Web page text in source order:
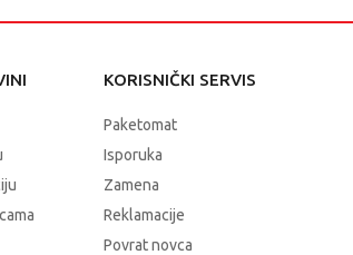
KORISNIČKI SERVIS
Paketomat
Isporuka
Zamena
Reklamacije
Povrat novca